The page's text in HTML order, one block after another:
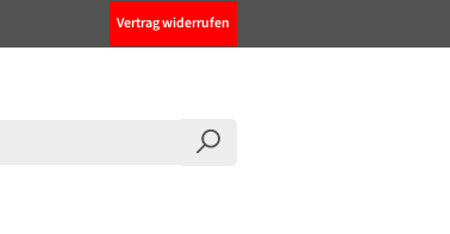
Vertrag widerrufen